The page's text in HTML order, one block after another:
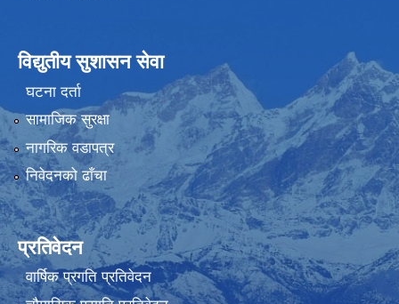
विद्युतीय सुशासन सेवा
घटना दर्ता
सामाजिक सुरक्षा
नागरिक वडापत्र
निवेदनको ढाँचा
प्रतिवेदन
वार्षिक प्रगति प्रतिवेदन